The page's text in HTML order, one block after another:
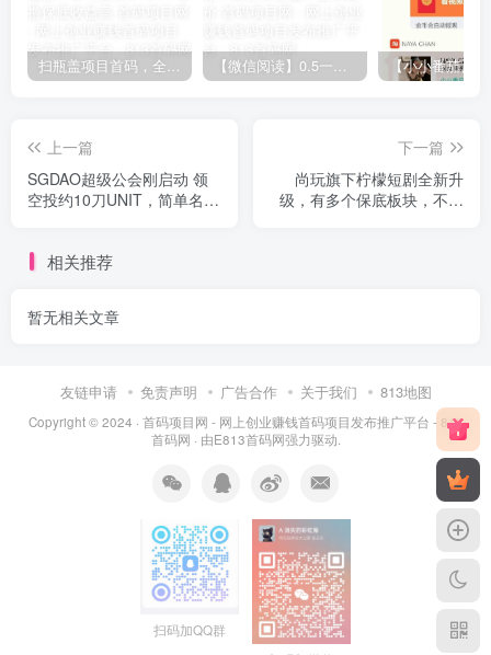
扫瓶盖项目首码，全网低价，单号日入5-10+，零撸保底收益高 【微信阅读】0.5一轮，两分钟完成，全网高价
上一篇
SGDAO超级公会刚启动 领
空投约10刀UNIT，简单名字
下一篇
尚玩旗下柠檬短剧全新升
级，有多个保底板块，不养
相关推荐
暂无相关文章
友链申请 免责声明 广告合作 关于我们 813地图
Copyright © 2024 · 首码项目网 - 网上创业赚钱首码项目发布推广平台 - 813
首码网 · 由E813首码网强力驱动.
扫码加QQ群